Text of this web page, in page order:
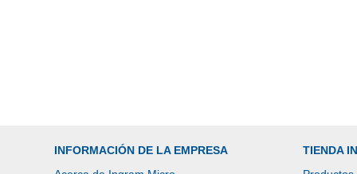
INFORMACIÓN DE LA EMPRESA
TIENDA